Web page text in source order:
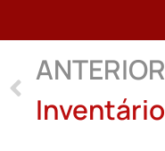
ANTERIOR